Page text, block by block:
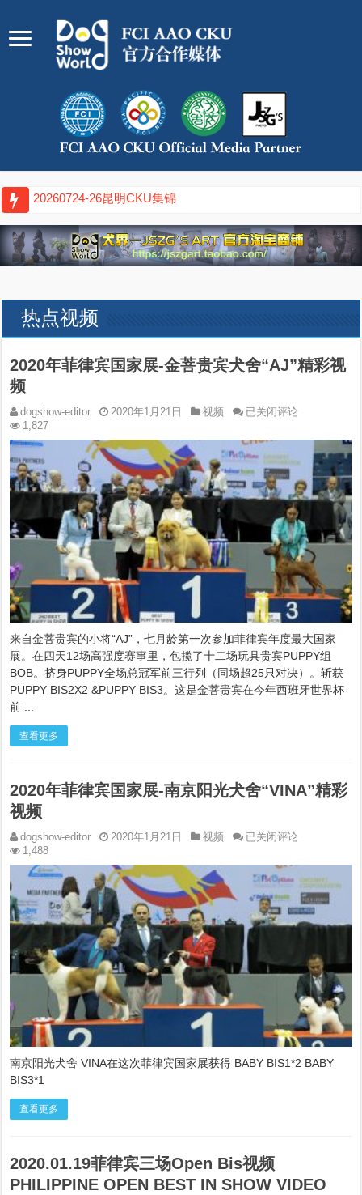
2026071
热点视频
2020年菲律宾国家展-金菩贵宾犬舍“AJ”精彩视
频
dogshow-editor 2020年1月21日 视频
2020
菲
律
宾
国
家
金
菩
宾
犬
舍
“AJ”
精
彩
视
频
已关闭评论
1,827
来自金菩贵宾的小将“AJ”，七月龄第一次参加菲律宾年度最大国家
展。在四天12场高强度赛事里，包揽了十二场玩具贵宾PUPPY组
BOB。挤身PUPPY全场总冠军前三行列（同场超25只对决）。斩获
PUPPY BIS2X2 &PUPPY BIS3。这是金菩贵宾在今年西班牙世界杯
前 ...
查看更多
2020年菲律宾国家展-南京阳光犬舍“VINA”精彩
视频
dogshow-editor 2020年1月21日 视频
2020
菲
律
家
展-
南
犬
“VINA”
精
彩
已关闭评论
1,488
南京阳光犬舍 VINA在这次菲律宾国家展获得 BABY BIS1*2 BABY
BIS3*1
查看更多
2020.01.19菲律宾三场Open Bis视频
PHILIPPINE OPEN BEST IN SHOW VIDEO